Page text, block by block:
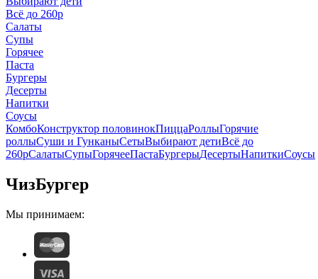
Всё до 260р
Салаты
Супы
Горячее
Паста
Бургеры
Десерты
Напитки
Соусы
КомбоКонструктор половинокПиццаРоллыГорячие
роллыСуши и ГунканыСетыВыбирают детиВсё до
260рСалатыСупыГорячееПастаБургерыДесертыНапиткиСоусы
ЧизБургер
Мы принимаем: